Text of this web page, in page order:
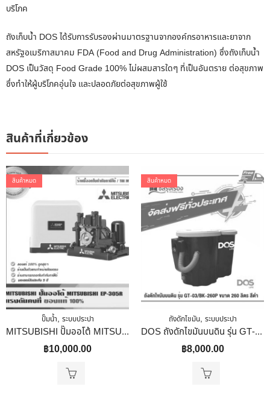
บริโภค
ถังเก็บน้ำ DOS ได้รับการรับรองผ่านมาตรฐานจากองค์กรอาหารและยาจาก
สหรัฐอเมริกาสมาคม FDA (Food and Drug Administration) ซึ่งถังเก็บน้ำ
DOS เป็นวัสดุ Food Grade 100% ไม่ผสมสารใดๆ ที่เป็นอันตราย ต่อสุขภาพ
ซึ่งทำให้ผู้บริโภคอุ่นใจ และปลอดภัยต่อสุขภาพผู้ใช้
สินค้าที่เกี่ยวข้อง
สินค้าหมด
ปั๊มน้ำ, ระบบประปา
MITSUBISHI ปั๊มออโต้ MITSUBISHI EP-305R แรงดันคงที่ 300V
฿10,000.00
สินค้าหมด
ถังดักไขมัน, ระบบประปา
DOS ถังดักไขมันบนดิน รุ่น GT-03/BK-260P ขนาด 260 ลิตร สีดำ
฿8,000.00